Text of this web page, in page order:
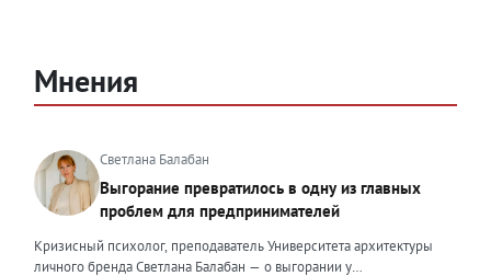
Мнения
Светлана Балабан
Выгорание превратилось в одну из главных
проблем для предпринимателей
Кризисный психолог, преподаватель Университета архитектуры
личного бренда Светлана Балабан — о выгорании у